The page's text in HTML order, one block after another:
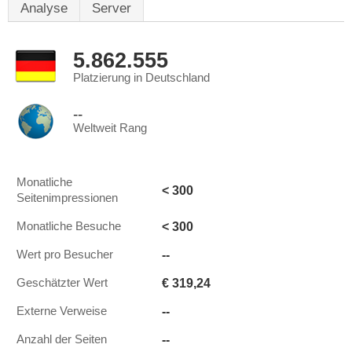
Analyse Server
5.862.555
Platzierung in Deutschland
--
Weltweit Rang
Monatliche
Seitenimpressionen
< 300
Monatliche Besuche < 300
Wert pro Besucher --
Geschätzter Wert € 319,24
Externe Verweise --
Anzahl der Seiten --